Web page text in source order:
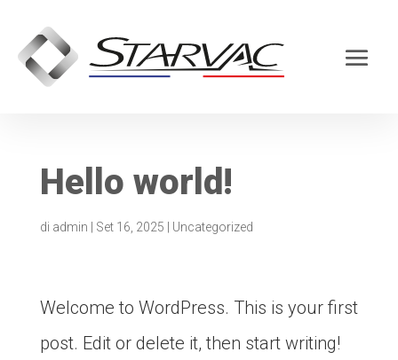
Hello world!
di admin Set 16, 2025 Uncategorized
Welcome to WordPress. This is your first
post. Edit or delete it, then start writing!